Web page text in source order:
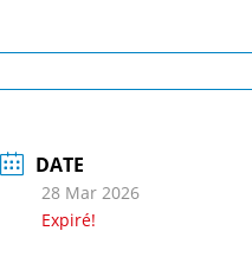
DATE
28 Mar 2026
Expiré!